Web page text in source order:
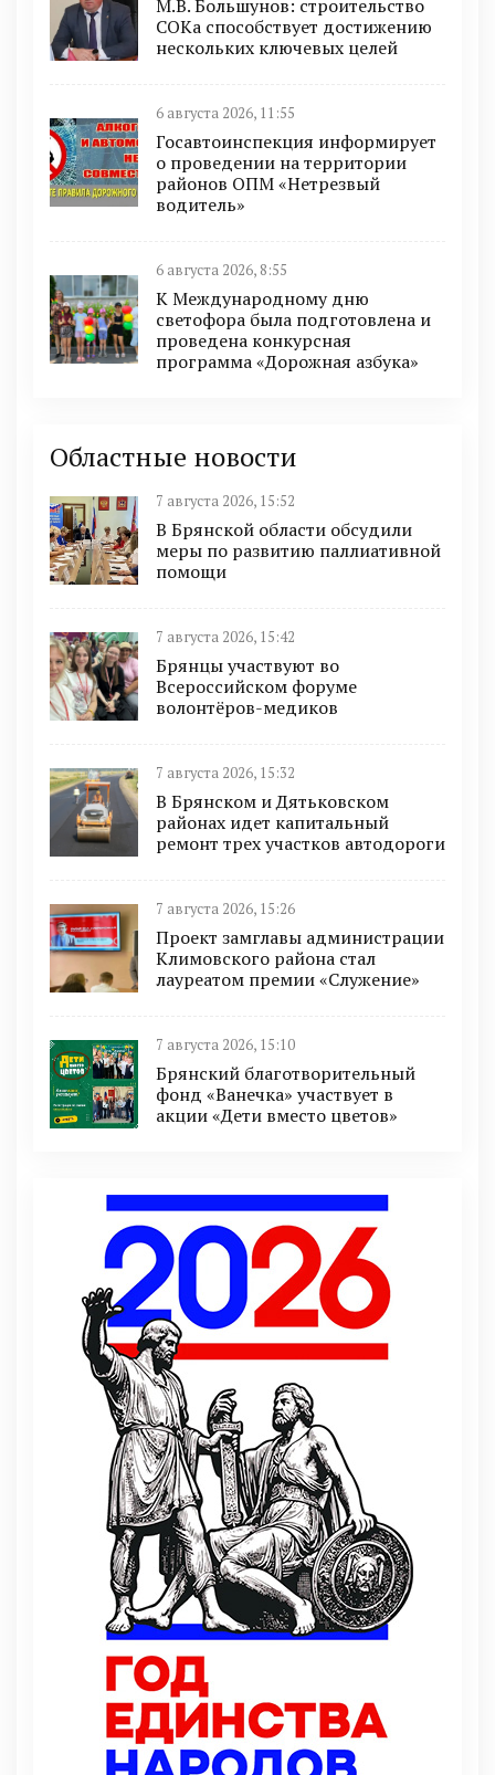
М.В. Большунов: строительство
СОКа способствует достижению
нескольких ключевых целей
6 августа 2026, 11:55
Госавтоинспекция информирует
о проведении на территории
районов ОПМ «Нетрезвый
водитель»
6 августа 2026, 8:55
К Международному дню
светофора была подготовлена и
проведена конкурсная
программа «Дорожная азбука»
Областные новости
7 августа 2026, 15:52
В Брянской области обсудили
меры по развитию паллиативной
помощи
7 августа 2026, 15:42
Брянцы участвуют во
Всероссийском форуме
волонтёров-медиков
7 августа 2026, 15:32
В Брянском и Дятьковском
районах идет капитальный
ремонт трех участков автодороги
7 августа 2026, 15:26
Проект замглавы администрации
Климовского района стал
лауреатом премии «Служение»
7 августа 2026, 15:10
Брянский благотворительный
фонд «Ванечка» участвует в
акции «Дети вместо цветов»